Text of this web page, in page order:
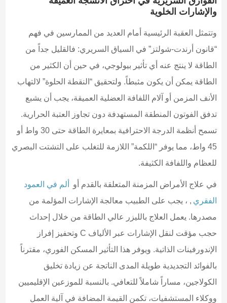
والإشارات الخلوية
وتتمثل العقبة الرئيسية أمام العديد من الممارسين في فهم
“قانون أرندت-شولتز” في السياق السريري: فالقليل جداً من
الطاقة لا ينتج عنه أي تأثير بيولوجي، في حين أن الكثير من
الطاقة يمكن أن يكون مثبطاً. ولتحقيق “النقطة الحلوة” لالتهاب
الأنف المزمن أو آلام اللفافة العضلية العميقة، يجب أن يشبع
تدفق الفوتون المنطقة المستهدفة دون تجاوز العتبة الحرارية.
تسمح أنظمة الدرجة الاحترافية بمعايرة الطاقة حتى 30 واط أو
45 واط، مما يوفر “اللكمة” اللازمة للتغلب على التشتت البصري
للعظام واللفافة الكثيفة.
في علاج الأمراض المزمنة المتعلقة بالقدم أو
ألم في العمود
الفقري , ، يجب على الطبيب معالجة الإشارات المؤلمة من
مصدرها. يعمل العلاج بالليزر عالي الطاقة من خلال إحداث
حجب مؤقت لنقل الإشارات عبر الألياف C وتحفيز إفراز
الإندورفينات الذاتية. ويوفر هذا التأثير المسكن الفوري، مقترناً
بالفوائد التجديدية طويلة المدى الناتجة عن زيادة تخليق
الكولاجين، مساراً شاملاً للتعافي. بالنسبة للموزعين الإقليميين
ووكلاء المستشفيات، تكمن القيمة المضافة في آلية العمل